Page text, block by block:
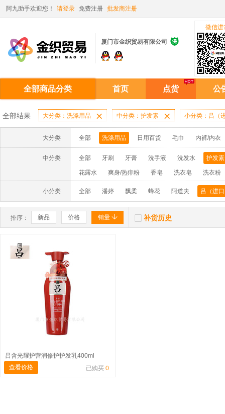
阿九助手欢迎您！ 请登录 免费注册 批发商注册
厦门市金织贸易有限公司 
微信进
全部商品分类 首页 点货 公
全部结果 大分类：洗涤用品  中分类：护发素  小分类：吕（
大分类 全部 洗涤用品 日用百货 毛巾 内裤/内衣
中分类 全部 牙刷 牙膏 洗手液 洗发水 护发素
花露水 爽身/热痱粉 香皂 洗衣皂 洗衣粉
洁厨剂 洁厕液/宝 去污粉 玻璃水 地板清
粘鼠贴 衣机槽 漂白/彩漂剂
小分类 全部 潘婷 飘柔 蜂花 阿道夫 吕（进
排序： 新品 价格 销量   补货历史
吕含光耀护营润修护护发乳400ml
查看价格
已购买 0